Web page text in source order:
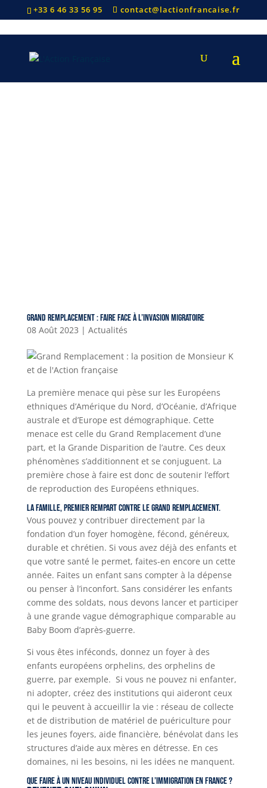
+33 6 46 33 56 95 contact@lactionfrancaise.fr
Grand Remplacement : faire face à l’invasion migratoire
08 Août 2023 | Actualités
La première menace qui pèse sur les Européens
ethniques d’Amérique du Nord, d’Océanie, d’Afrique
australe et d’Europe est démographique. Cette
menace est celle du Grand Remplacement d’une
part, et la Grande Disparition de l’autre. Ces deux
phénomènes s’additionnent et se conjuguent. La
première chose à faire est donc de soutenir l’effort
de reproduction des Européens ethniques.
La famille, premier rempart contre le grand remplacement.
Vous pouvez y contribuer directement par la
fondation d’un foyer homogène, fécond, généreux,
durable et chrétien. Si vous avez déjà des enfants et
que votre santé le permet, faites-en encore un cette
année. Faites un enfant sans compter à la dépense
ou penser à l’inconfort. Sans considérer les enfants
comme des soldats, nous devons lancer et participer
à une grande vague démographique comparable au
Baby Boom d’après-guerre.
Si vous êtes inféconds, donnez un foyer à des
enfants européens orphelins, des orphelins de
guerre, par exemple. Si vous ne pouvez ni enfanter,
ni adopter, créez des institutions qui aideront ceux
qui le peuvent à accueillir la vie : réseau de collecte
et de distribution de matériel de puériculture pour
les jeunes foyers, aide financière, bénévolat dans les
structures d’aide aux mères en détresse. En ces
domaines, ni les besoins, ni les idées ne manquent.
Que faire à un niveau individuel contre l’immigration en France ?